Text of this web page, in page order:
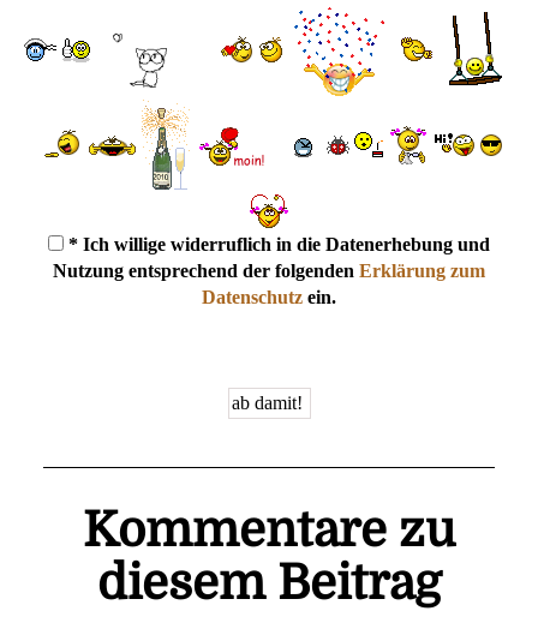
* Ich willige widerruflich in die Datenerhebung und
Nutzung entsprechend der folgenden Erklärung zum
Datenschutz ein.
Kommentare zu
diesem Beitrag